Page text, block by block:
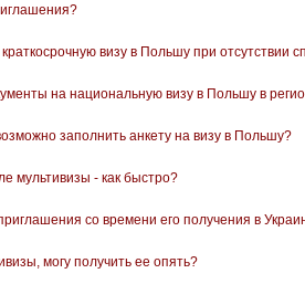
визу в Польшу при отсутствии
на национальную визу в Польшу в
заполнить анкету на визу в Польшу?
мультивизы - как быстро?
со времени его получения в
могу получить ее опять?